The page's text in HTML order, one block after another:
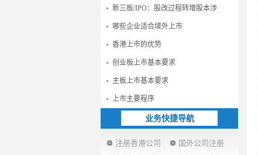
新三板/IPO：股改过程转增股本涉
哪些企业适合境外上市
香港上市的优势
创业板上市基本要求
主板上市基本要求
上市主要程序
业务快捷导航
注册香港公司
国外公司注册